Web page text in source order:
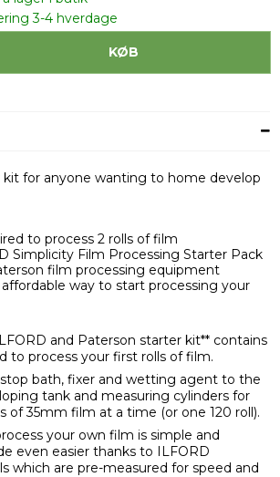
3-4 hverdage
KØB
for anyone wanting to home develop
to process 2 rolls of film
Simplicity Film Processing Starter Pack
film processing equipment
way to start processing your
and Paterson starter kit** contains
to process your first rolls of film.
bath, fixer and wetting agent to the
tank and measuring cylinders for
of 35mm film at a time (or one 120 roll).
your own film is simple and
even easier thanks to ILFORD
which are pre-measured for speed and